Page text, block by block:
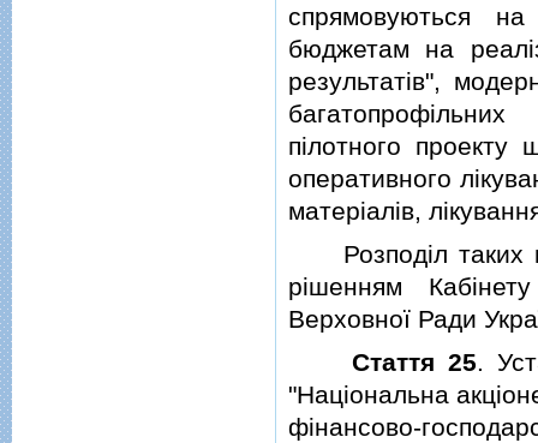
спрямовуються
бюджетам на
результатiв",
пiлотного проекту
оперативного
матерiалiв,
Розподiл таких
рiшенням
Верховної Ради
Стаття 25.
"Нацiональна
фiнансово-